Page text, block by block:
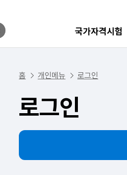
국가자격시험
홈 개인메뉴 로그인
로그인